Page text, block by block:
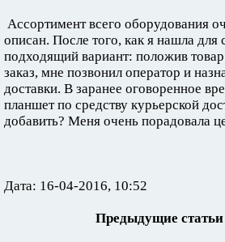
Ассортимент всего оборудования
описан. После того, как я нашла для
подходящий вариант: положив
заказ, мне позвонил оператор и
доставки. В заранее оговоренное
планшет по средству курьерской
добавить? Меня очень порадовала
Дата: 16-04-2016, 10:52
Предыдущие статьи